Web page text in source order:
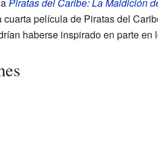
película de Piratas del
haberse inspirado en parte